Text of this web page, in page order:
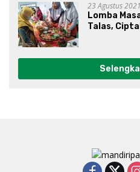
23 Agustus 2021
Lomba
Talas,